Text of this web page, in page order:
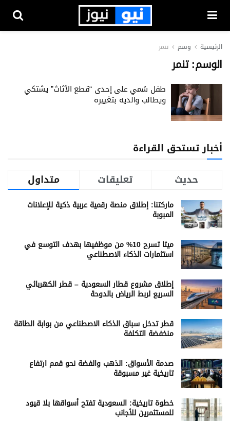
الرئيسية وسم تنمر
الوسم:تنمر
طفل سُمي على إحدى “قطع الأثاث” يشتكي
ويطالب والديه بتغييره
أخبار تستحق القراءة
متداول
تعليقات حديث
ماركتنا: إطلاق منصة رقمية عربية ذكية للإعلانات
المبوبة
ميتا تسرح 10% من موظفيها بهدف التوسع في
استثمارات الذكاء الاصطناعي
إطلاق مشروع قطار السعودية – قطر الكهربائي
السريع لربط الرياض بالدوحة
قطر تدخل سباق الذكاء الاصطناعي من بوابة الطاقة
منخفضة التكلفة
صدمة الأسواق: الذهب والفضة نحو قمم ارتفاع
تاريخية غير مسبوقة
خطوة تاريخية: السعودية تفتح أسواقها بلا قيود
للمستثمرين للأجانب